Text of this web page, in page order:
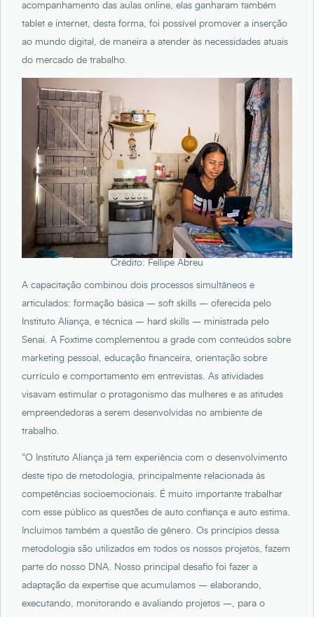
acompanhamento das aulas online, elas ganharam também
tablet e internet, desta forma, foi possível promover a inserção
ao mundo digital, de maneira a atender às necessidades atuais
do mercado de trabalho.
Crédito: Fellipe Abreu
A capacitação combinou dois processos simultâneos e
articulados: formação básica – soft skills – oferecida pelo
Instituto Aliança, e técnica – hard skills – ministrada pelo
Senai. A Foxtime complementou a grade com conteúdos sobre
marketing pessoal, educação financeira, orientação sobre
currículo e comportamento em entrevistas. As atividades
visavam estimular o protagonismo das mulheres e as atitudes
empreendedoras a serem desenvolvidas no ambiente de
trabalho.
“O Instituto Aliança já tem experiência com o desenvolvimento
deste tipo de metodologia, principalmente relacionada às
competências socioemocionais. É muito importante trabalhar
com esse público as questões de auto confiança e auto estima.
Incluímos também a questão de gênero. Os princípios dessa
metodologia são utilizados em todos os nossos projetos, fazem
parte do nosso DNA. Nosso principal desafio foi fazer a
adaptação da expertise que acumulamos – elaborando,
executando, monitorando e avaliando projetos –, para o